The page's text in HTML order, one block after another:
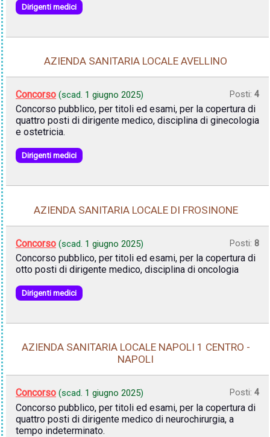
Dirigenti medici
AZIENDA SANITARIA LOCALE AVELLINO
Concorso (scad. 1 giugno 2025) Posti: 4
Concorso pubblico, per titoli ed esami, per la copertura di
quattro posti di dirigente medico, disciplina di ginecologia
e ostetricia.
Dirigenti medici
AZIENDA SANITARIA LOCALE DI FROSINONE
Concorso (scad. 1 giugno 2025) Posti: 8
Concorso pubblico, per titoli ed esami, per la copertura di
otto posti di dirigente medico, disciplina di oncologia
Dirigenti medici
AZIENDA SANITARIA LOCALE NAPOLI 1 CENTRO -
NAPOLI
Concorso (scad. 1 giugno 2025) Posti: 4
Concorso pubblico, per titoli ed esami, per la copertura di
quattro posti di dirigente medico di neurochirurgia, a
tempo indeterminato.